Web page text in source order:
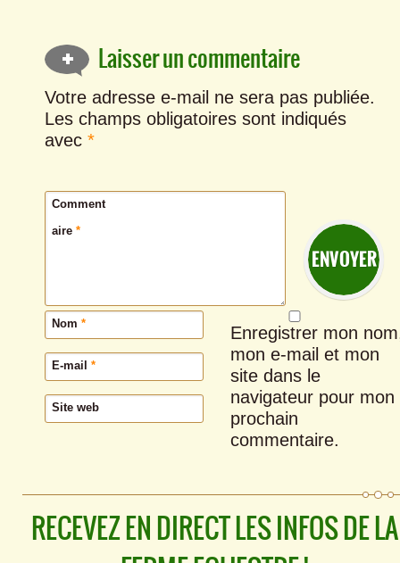
Laisser un commentaire
Votre adresse e-mail ne sera pas publiée.
Les champs obligatoires sont indiqués
avec *
Comment
aire *
Nom *
E-mail *
Site web
Enregistrer mon
mon e-mail et mon
site dans le
navigateur pour mon
prochain
commentaire.
RECEVEZ EN DIRECT LES INFOS DE LA